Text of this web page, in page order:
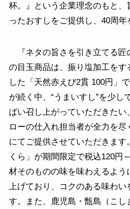
杯。』という企業理念のもと、
ったおすしをご提供し、40周年
『ネタの旨さを引き立てる匠
の目玉商品は、振り塩加工をす
した「天然赤えび2貫 100円」
が続く中、“うまいすし”を少し
ぱい召し上がっていただきたい
ローの仕入れ担当者が全力を尽
にてご提供させていただきます
くら」が期間限定で税込120円
材そのものの味を味わえるよう
上げており、コクのある味わ
す。また、鹿児島・甑島（こし